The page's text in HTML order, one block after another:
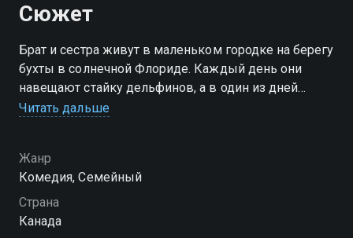
Сюжет
Брат и сестра живут в маленьком городке на берегу
бухты в солнечной Флориде. Каждый день они
навещают стайку дельфинов, а в один из дней
замечают чужих людей, делающих какие-то
Читать дальше
Жанр
Комедия, Семейный
Страна
Канада